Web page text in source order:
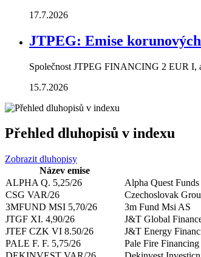
17.7.2026
JTPEG: Emise
Společnost JTPEG FINANCING 2 EUR I,
15.7.2026
Přehled dluhopisů v indexu
Zobrazit dluhopisy
Název emise
ALPHA Q. 5,25/26
Alpha Quest
CSG VAR/26
Czechoslovak
3MFUND MSI 5,70/26
3m Fund Msi AS
JTGF XI. 4,90/26
J&T Global
JTEF CZK VI 8.50/26
J&T Energy
PALE F. F. 5,75/26
Pale Fire Financing